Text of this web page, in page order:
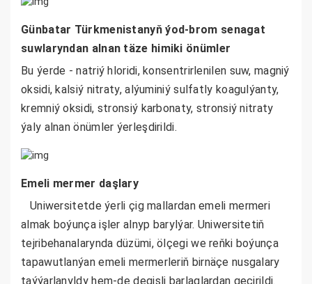
Günbatar Türkmenistanyň ýod-brom senagat
suwlaryndan alnan täze himiki önümler
Bu ýerde - natriý hloridi, konsentrirlenilen suw, magniý
oksidi, kalsiý nitraty, alýuminiý sulfatly koagulýanty,
kremniý oksidi, stronsiý karbonaty, stronsiý nitraty
ýaly alnan önümler ýerleşdirildi.
Emeli mermer daşlary
Uniwersitetde ýerli çig mallardan emeli mermeri
almak boýunça işler alnyp barylýar. Uniwersitetiň
tejribehanalarynda düzümi, ölçegi we reňki boýunça
tapawutlanýan emeli mermerleriň birnäçe nusgalary
taýýarlanyldy hem-de degişli barlaglardan geçirildi.